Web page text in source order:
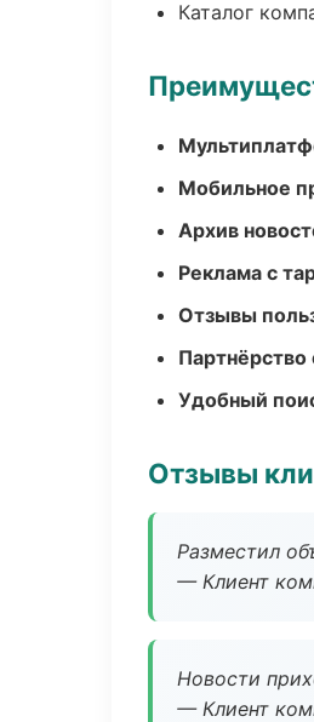
Каталог
Мобильное
Архив
Реклама с
Отзывы
Удобный
Отзывы
Разместил
— Клиент
Новости
— Клиент